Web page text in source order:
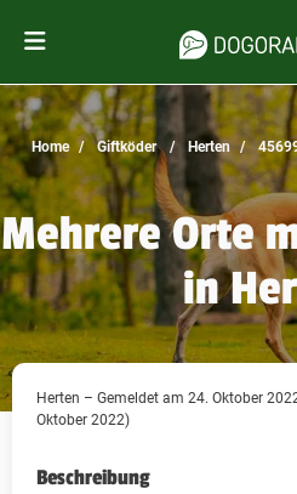
Home Giftköder Herten
Mehrere Orte
in
Herten – Gemeldet am 24. Oktober
Oktober 2022)
Beschreibung